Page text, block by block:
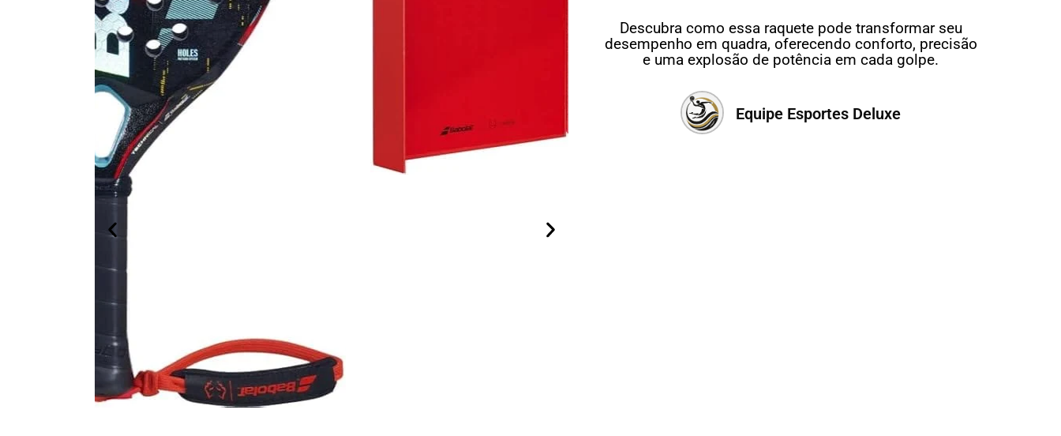
Descubra como essa raquete pode transformar seu
desempenho em quadra, oferecendo conforto, precisão
e uma explosão de potência em cada golpe.
Equipe Esportes Deluxe